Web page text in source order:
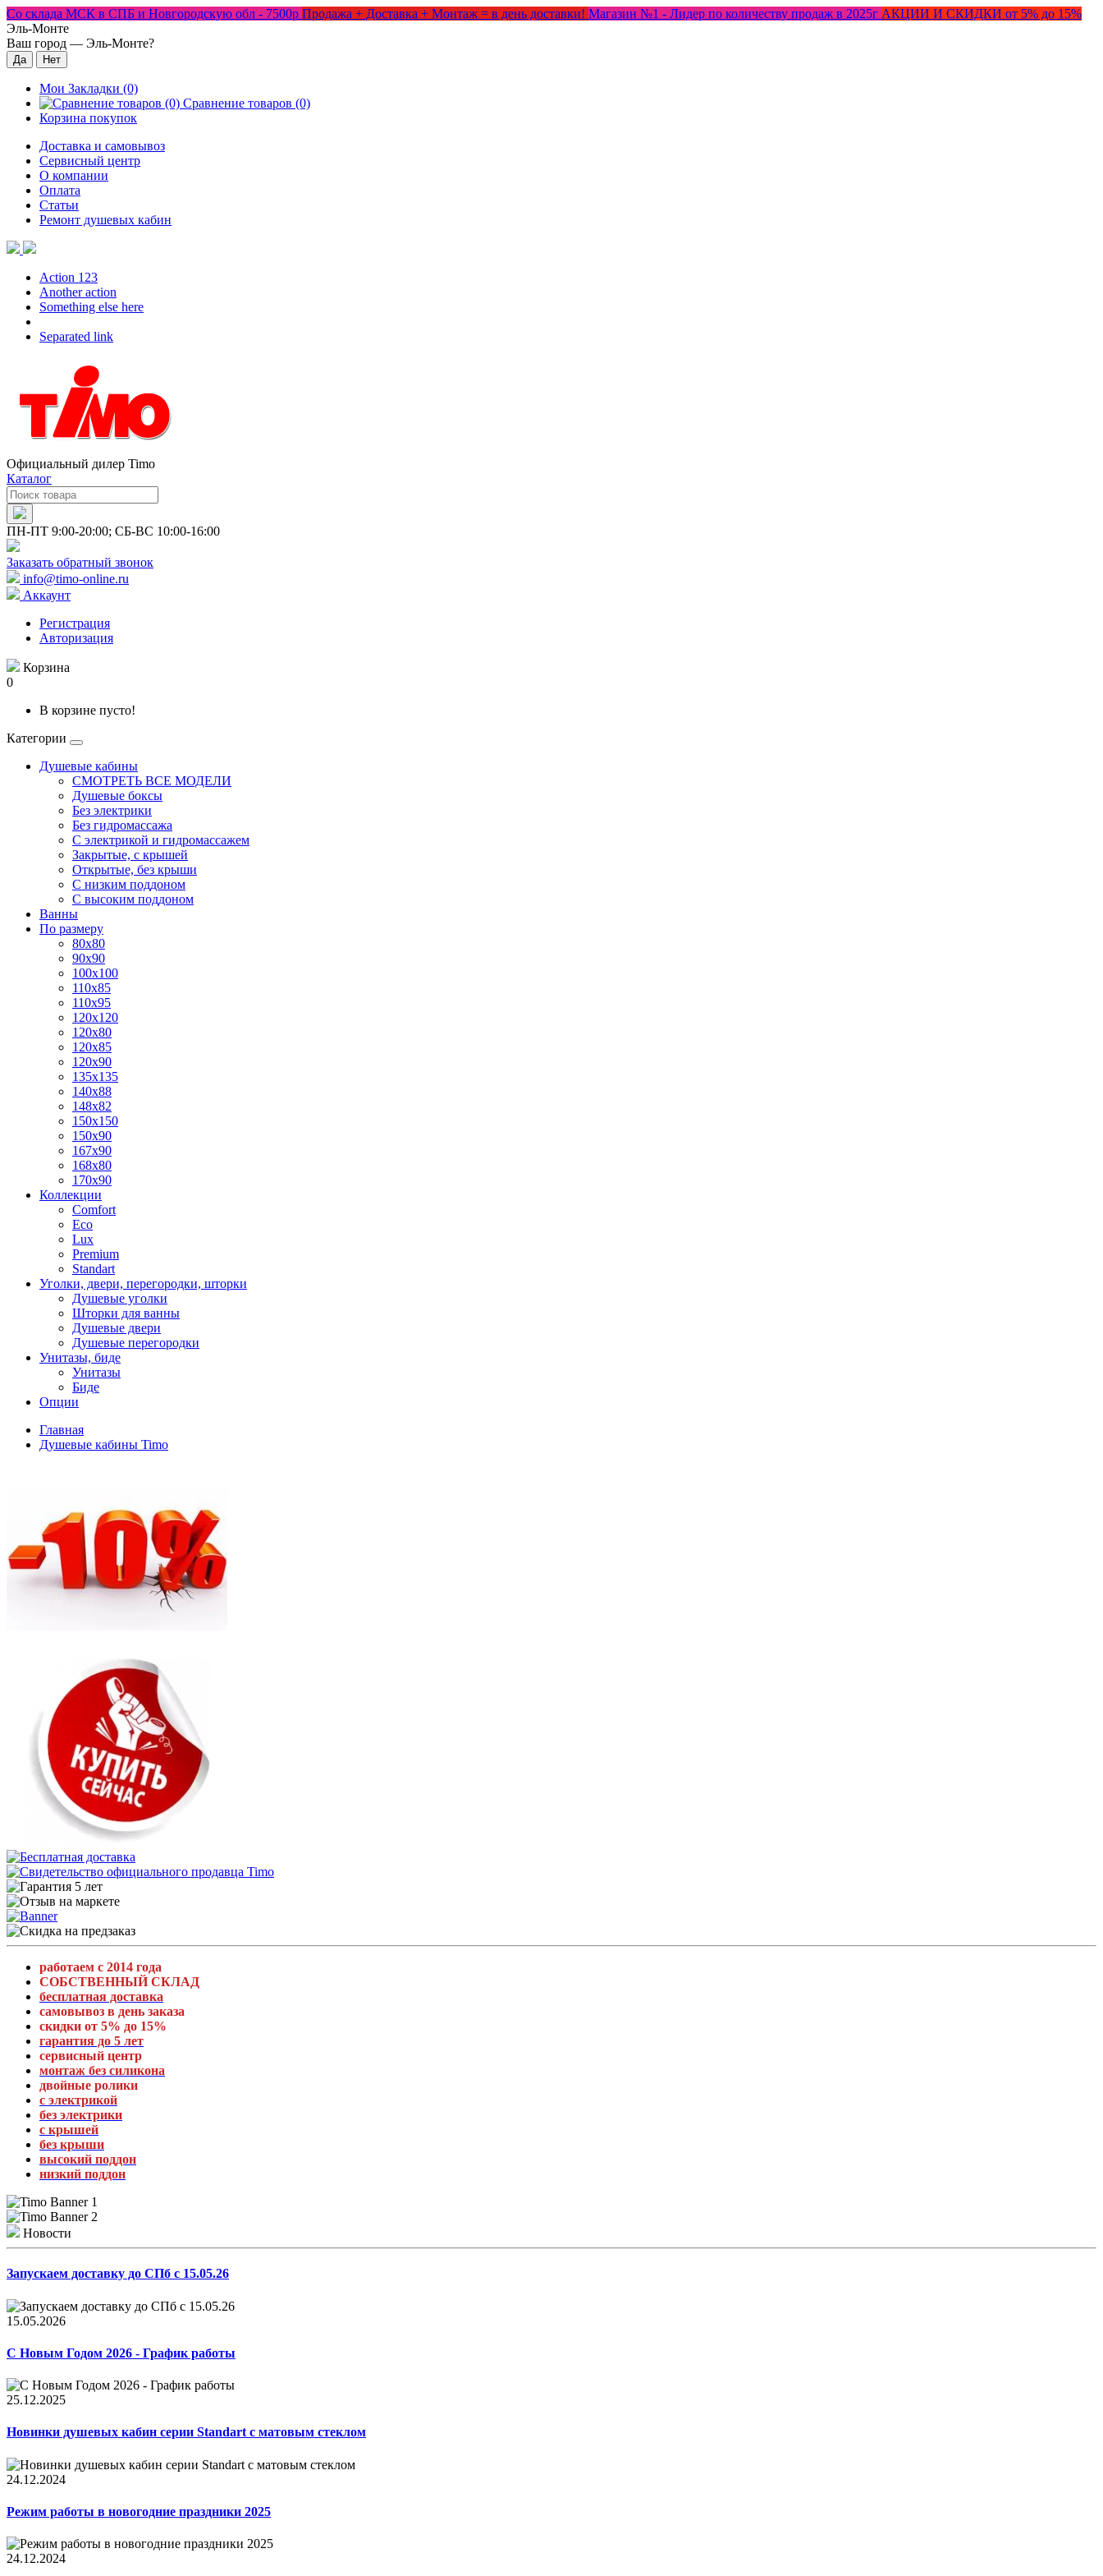
Со склада МСК в СПБ и Новгородскую обл - 7500р Продажа + Доставка + Монтаж = в день доставки! Магазин №1 - Лидер по количеству продаж в 2025г АКЦИИ И СКИДКИ от 5% до 15%
Эль-Монте
Ваш город — Эль-Монте?
Мои Закладки (0)
Сравнение товаров (0)
Корзина покупок
Доставка и самовывоз
Сервисный центр
О компании
Оплата
Статьи
Ремонт душевых кабин
Action 123
Another action
Something else here
Separated link
Официальный дилер Timo
Каталог
ПН-ПТ 9:00-20:00; СБ-ВС 10:00-16:00
Заказать обратный звонок
info@timo-online.ru
Аккаунт
Регистрация
Авторизация
Корзина
0
В корзине пусто!
Категории
Душевые кабины
СМОТРЕТЬ ВСЕ МОДЕЛИ
Душевые боксы
Без электрики
Без гидромассажа
С электрикой и гидромассажем
Закрытые, с крышей
Открытые, без крыши
С низким поддоном
С высоким поддоном
Ванны
По размеру
80x80
90x90
100x100
110x85
110x95
120x120
120x80
120x85
120x90
135x135
140x88
148x82
150x150
150x90
167x90
168x80
170x90
Коллекции
Comfort
Eco
Lux
Premium
Standart
Уголки, двери, перегородки, шторки
Душевые уголки
Шторки для ванны
Душевые двери
Душевые перегородки
Унитазы, биде
Унитазы
Биде
Опции
Главная
Душевые кабины Timo
работаем с 2014 года
СОБСТВЕННЫЙ СКЛАД
бесплатная доставка
самовывоз в день заказа
скидки от 5% до 15%
гарантия до 5 лет
сервисный центр
монтаж без силикона
двойные ролики
с электрикой
без электрики
с крышей
без крыши
высокий поддон
низкий поддон
Новости
Запускаем доставку до СПб с 15.05.26
15.05.2026
С Новым Годом 2026 - График работы
25.12.2025
Новинки душевых кабин серии Standart с матовым стеклом
24.12.2024
Режим работы в новогодние праздники 2025
24.12.2024